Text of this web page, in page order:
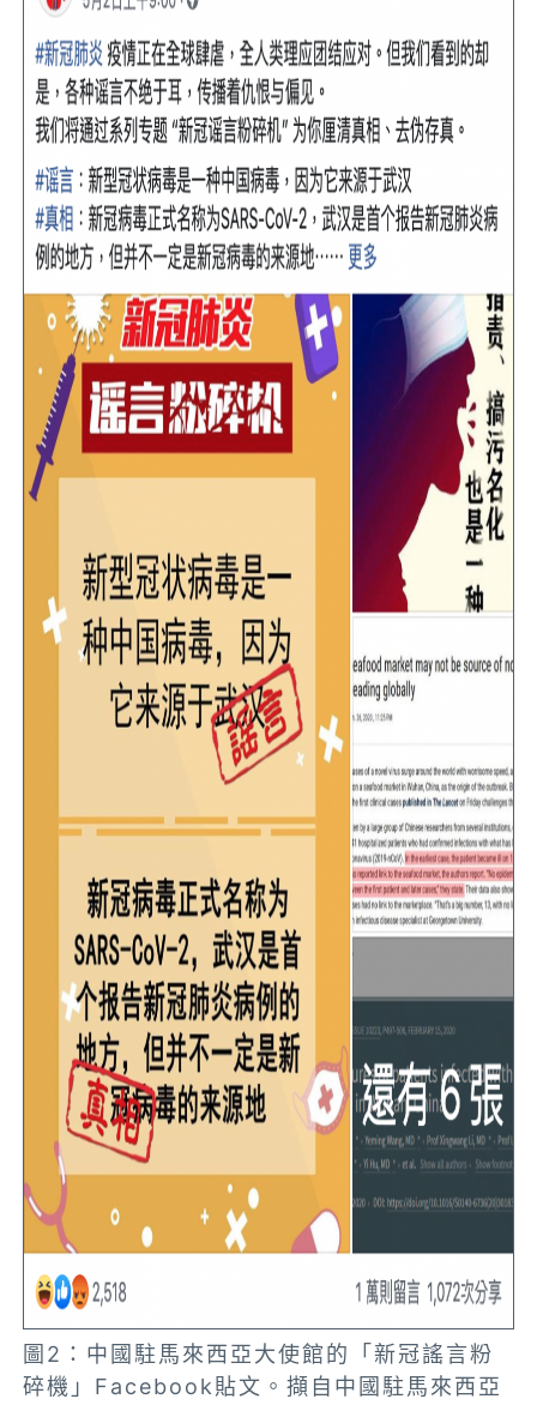
圖2：中國駐馬來西亞大使館的「新冠謠言粉
碎機」Facebook貼文。擷自中國駐馬來西亞